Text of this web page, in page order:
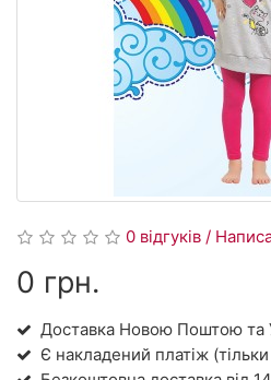
0 відгуків /
0 грн.
Доставка Новою Поштою та
Є накладений платіж